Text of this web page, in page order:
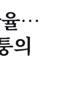
율…
의